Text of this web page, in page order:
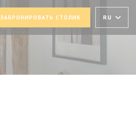
ЗАБРОНИРОВАТЬ СТОЛИК RU